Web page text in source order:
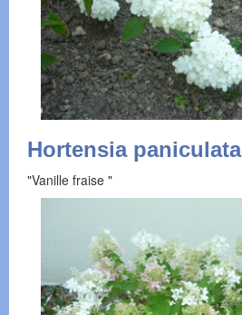
Hortensia paniculata
"Vanille fraise "